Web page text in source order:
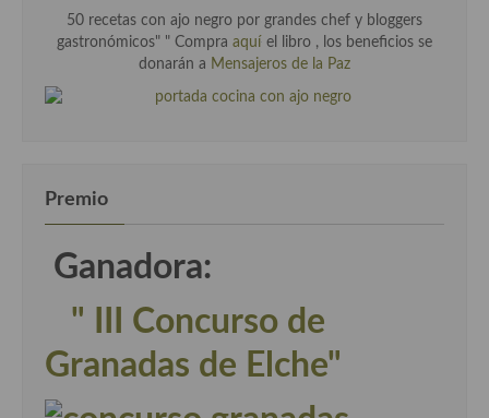
50 recetas con ajo negro por grandes chef y bloggers
gastronómicos" " Compra aquí el libro , los beneficios se
donarán a Mensajeros de la Paz
Premio
Ganadora:
" III Concurso de
Granadas de Elche"